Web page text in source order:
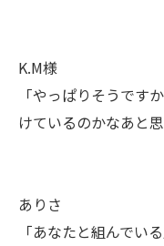
K.M様
「やっぱりそうです
けているのかなあと
ありさ
「あなたと組んでい